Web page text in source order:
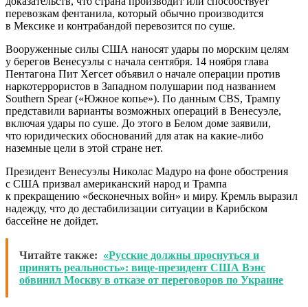
перевозкам фентанила, который обычно производится
в Мексике и контрабандой перевозится по суше.
Вооруженные силы США наносят удары по морским целям
у берегов Венесуэлы с начала сентября. 14 ноября глава
Пентагона Пит Хегсет объявил о начале операции против
наркотеррористов в Западном полушарии под названием
Southern Spear («Южное копье»). По данным CBS, Трампу
представили варианты возможных операций в Венесуэле,
включая удары по суше. До этого в Белом доме заявили,
что юридических обоснований для атак на какие-либо
наземные цели в этой стране нет.
Президент Венесуэлы Николас Мадуро на фоне обострения
с США призвал американский народ и Трампа
к прекращению «бесконечных войн» и миру. Кремль выразил
надежду, что до дестабилизации ситуации в Карибском
бассейне не дойдет.
Читайте также: «Русские должны проснуться и
принять реальность»: вице-президент США Вэнс
обвинил Москву в отказе от переговоров по Украине